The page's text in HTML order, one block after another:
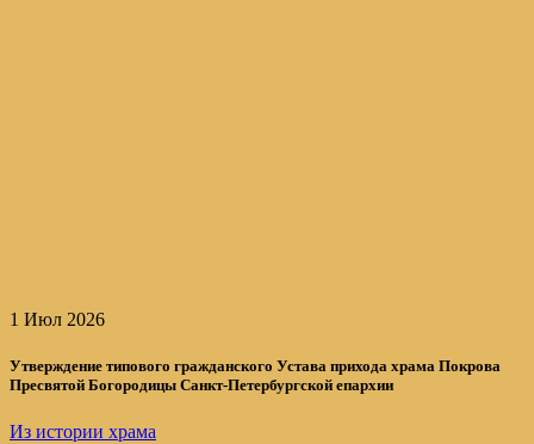
1 Июл 2026
Утверждение типового гражданского Устава прихода храма Покрова
Пресвятой Богородицы Санкт-Петербургской епархии
Из истории храма